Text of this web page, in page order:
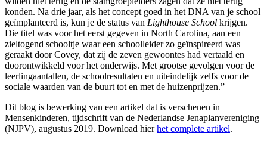
konden. Na drie jaar, als het concept goed in het DNA van je school
geïmplanteerd is, kun je de status van Lighthouse School krijgen.
Die titel was voor het eerst gegeven in North Carolina, aan een
zieltogend schooltje waar een schoolleider zo geïnspireerd was
geraakt door Covey, dat zij de zeven gewoontes had vertaald en
doorontwikkeld voor het onderwijs. Met grootse gevolgen voor de
leerlingaantallen, de schoolresultaten en uiteindelijk zelfs voor de
sociale waarden van de buurt tot en met de huizenprijzen.”
Dit blog is bewerking van een artikel dat is verschenen in
Mensenkinderen, tijdschrift van de Nederlandse Jenaplanvereniging
(NJPV), augustus 2019. Download hierhet complete artikel.